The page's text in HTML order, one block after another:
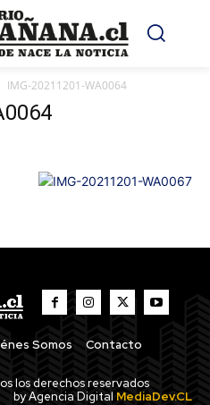
IMG-20211201-WA0064
Somos Contacto
los derechos reservados
by Agencia Digital MediaDev.CL